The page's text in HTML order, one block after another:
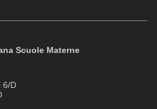
Scuole Materne
6/D